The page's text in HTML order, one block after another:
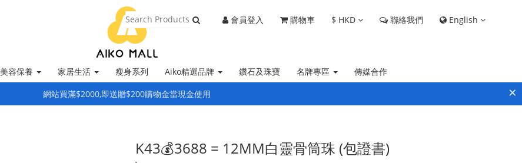
網站買滿$2000,即送贈$200購物金當現金使用 ×
美容保養 家居生活 瘦身系列 Aiko精選品牌 鑽石及珠寶 名牌專區 傳媒合作
會員登入 購物車 $ HKD 聯絡我們 English
K43💰3688 = 12MM白靈骨筒珠 (包證書)